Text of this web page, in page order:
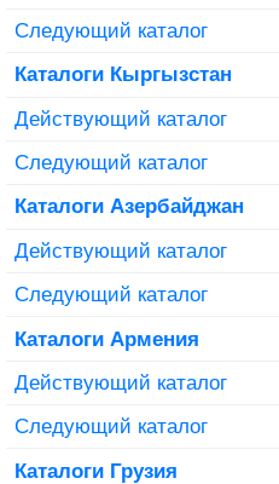
Следующий каталог
Каталоги Кыргызстан
Действующий каталог
Следующий каталог
Каталоги Азербайджан
Действующий каталог
Следующий каталог
Каталоги Армения
Действующий каталог
Следующий каталог
Каталоги Грузия